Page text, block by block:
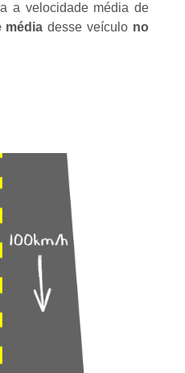
a velocidade média de
média desse veículo no